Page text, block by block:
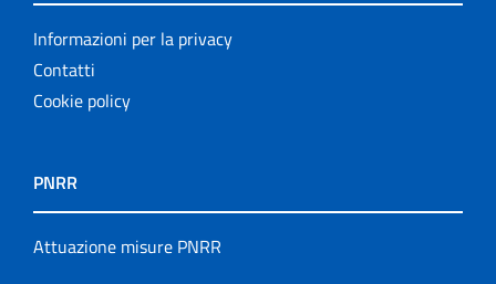
Progetto NECOBELAC
Pubblicazioni cessate
Informazioni per la privacy
Contatti
Cookie policy
PNRR
Attuazione misure PNRR